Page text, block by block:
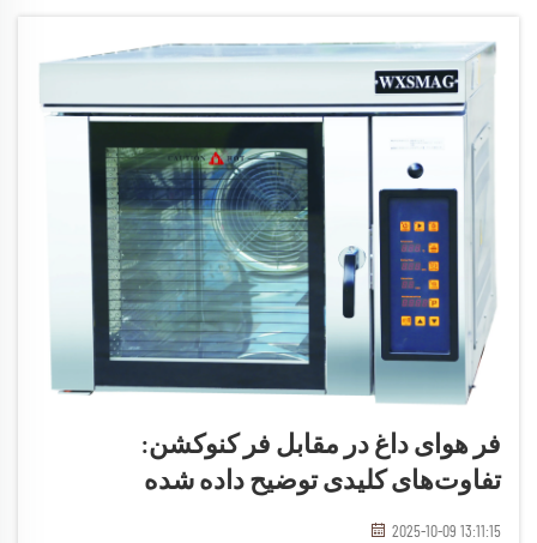
فر هوای داغ در مقابل فر کنوکشن:
تفاوت‌های کلیدی توضیح داده شده
2025-10-09 13:11:15